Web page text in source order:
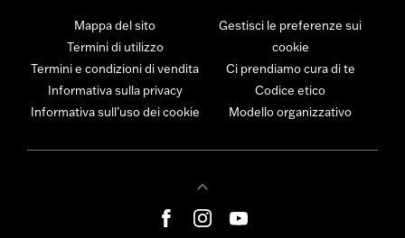
Mappa del sito
Termini di utilizzo
Termini e condizioni di vendita
Informativa sulla privacy
Informativa sull’uso dei cookie
Gestisci le preferenze sui
cookie
Ci prendiamo cura di te
Codice etico
Modello organizzativo